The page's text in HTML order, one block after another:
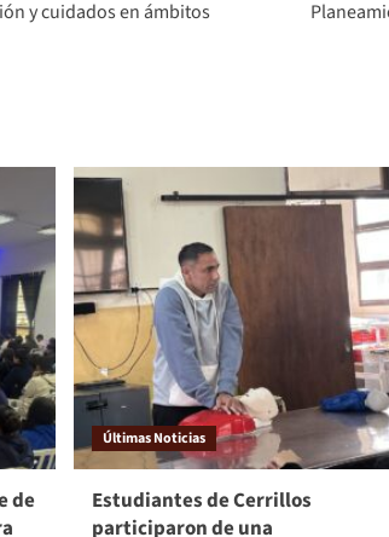
y cuidados en ámbitos
de
Últimas Noticias
Estudiantes de Cerrillos
participaron de una